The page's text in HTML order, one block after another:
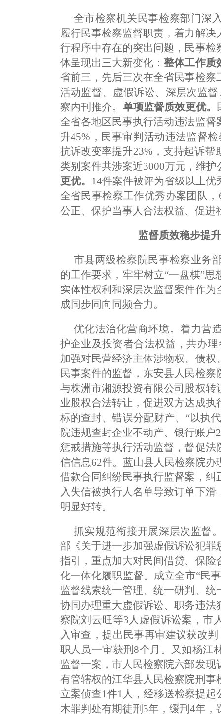
全市检察机关民事检察部门深
履行民事检察监督职责，着力解
行程序中存在的突出问题，民事
体呈现出三大新变化：整体工作质
省前三，先后三次在全省民事检
活动监督、虚假诉讼、深层次监
察内刊推介。 单项监督质效更优。
全省各地区民事执行活动违法监
升45%，民事审判活动违法监督
抗诉改变率提升23%，支持起诉
类别案件共涉案近3000万元，维
更优。 14件案件被评为省级以上
全省民事检察工作优秀办案团队
公正、保护当事人合法权益、促
监督质效稳步提
市县两级检察院民事检察业务
的工作要求，牢牢树立“一盘棋”
实体性权利和深层次监督案件作
成同步同向同频合力。
优化法治化营商环境。着力营
护企业及投资者合法权益，共办
加强对民营经济主体涉物权、债
民事案件的监督，东安县人民检
与株洲市湘源投资有限公司股权
业股权合法转让，促进双方达成
标的查封、错误分配财产、“以执
院违规查封企业不动产、银行账
惩戒措施等执行活动监督，督促
信信息62件。蓝山县人民检察院
借款合同纠纷民事执行监督案，
入失信被执行人名单导致订单下
明显好转。
抓实规范衔接开展深层次监督
部《关于进一步加强虚假诉讼犯
指引，重点加大对民间借贷、保
化一体化履职监督。成立全市“民
监督线索统一管理、统一研判、
协同办理重大虚假诉讼、职务违
察院刘云旺等3人虚假诉讼案，市
入审查，提出民事再审建议获改
职人员一审获刑8个月。又如杨江
监督一案，市人民检察院六部发
有管辖权的江华县人民检察院刑
立案侦查1件1人，经移送检察提
木罪判处有期徒刑3年，缓刑4年，